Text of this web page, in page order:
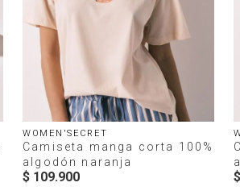
WOMEN'SECRET
Camiseta manga corta 100%
algodón naranja
$ 109.900 $